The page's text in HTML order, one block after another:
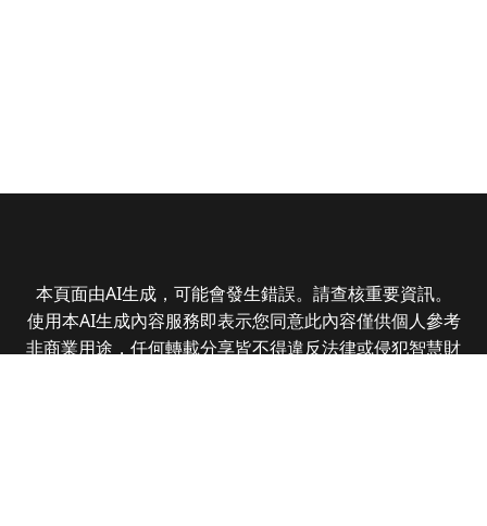
本頁面由AI生成，可能會發生錯誤。請查核重要資訊。
使用本AI生成內容服務即表示您同意此內容僅供個人參考
非商業用途，任何轉載分享皆不得違反法律或侵犯智慧財